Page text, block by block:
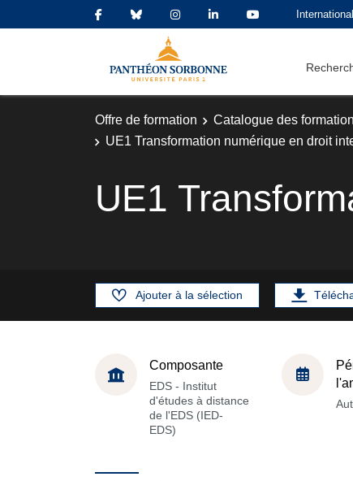
International
Offre de formation Catalogue des
UE1 Transformation numérique en droit
UE1
Ajouter à la sélection
Composante
EDS - Institut
d'études à distance
de l'EDS (IED-
EDS)